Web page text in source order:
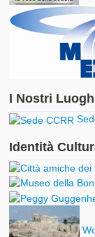
I Nostri
Identità